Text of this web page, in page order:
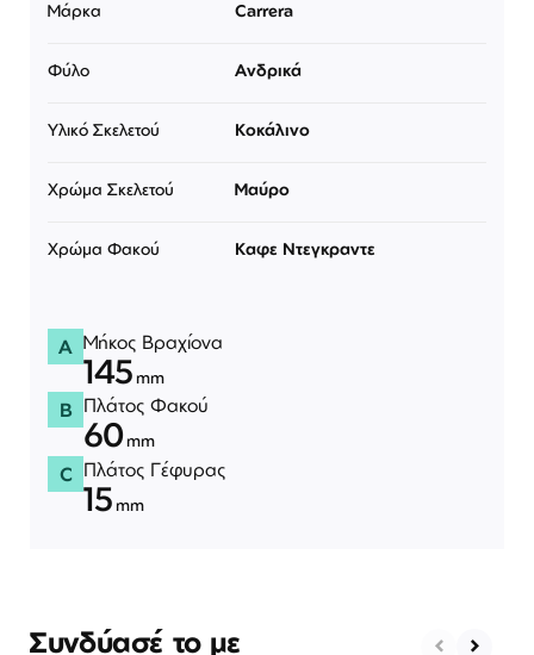
Μάρκα Carrera
Φύλο Ανδρικά
Υλικό Σκελετού Κοκάλινο
Χρώμα Σκελετού Μαύρο
Χρώμα Φακού Καφε Ντεγκραντε
A Μήκος Βραχίονα
145 mm
B Πλάτος Φακού
60mm
C Πλάτος Γέφυρας
15mm
Συνδύασέ το με